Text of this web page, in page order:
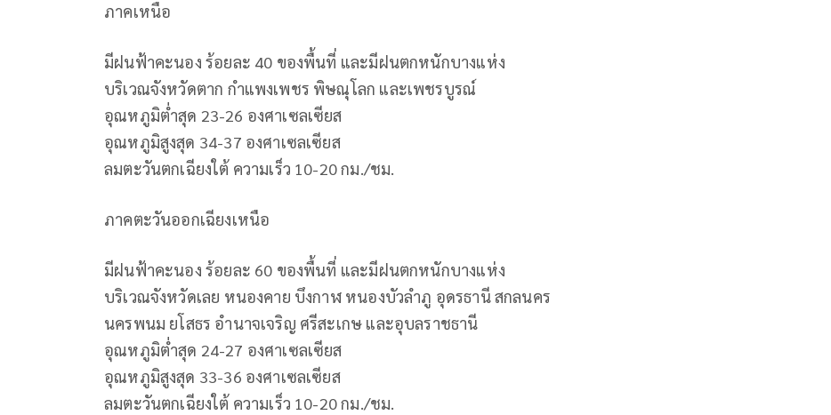
ภาคเหนือ
มีฝนฟ้าคะนอง ร้อยละ 40 ของพื้นที่ และมีฝนตกหนักบางแห่ง
บริเวณจังหวัดตาก กำแพงเพชร พิษณุโลก และเพชรบูรณ์
อุณหภูมิต่ำสุด 23-26 องศาเซลเซียส
อุณหภูมิสูงสุด 34-37 องศาเซลเซียส
ลมตะวันตกเฉียงใต้ ความเร็ว 10-20 กม./ชม.
ภาคตะวันออกเฉียงเหนือ
มีฝนฟ้าคะนอง ร้อยละ 60 ของพื้นที่ และมีฝนตกหนักบางแห่ง
บริเวณจังหวัดเลย หนองคาย บึงกาฬ หนองบัวลำภู อุดรธานี สกลนคร
นครพนม ยโสธร อำนาจเจริญ ศรีสะเกษ และอุบลราชธานี
อุณหภูมิต่ำสุด 24-27 องศาเซลเซียส
อุณหภูมิสูงสุด 33-36 องศาเซลเซียส
ลมตะวันตกเฉียงใต้ ความเร็ว 10-20 กม./ชม.